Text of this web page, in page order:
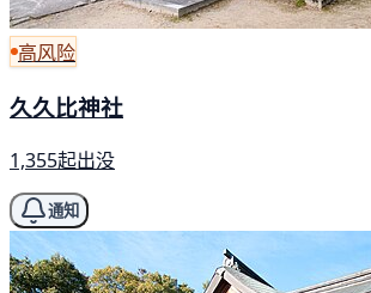
高风险
久久比神社
1,355起出没
通知